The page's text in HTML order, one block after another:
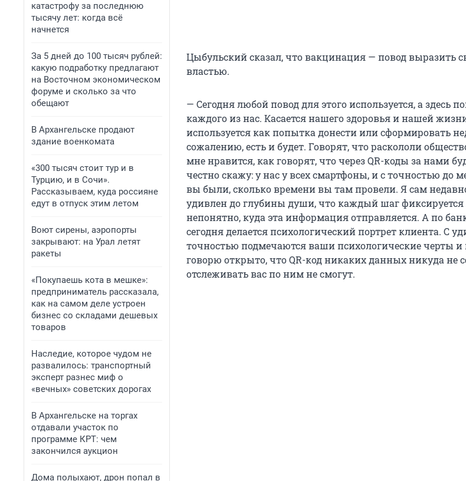
катастрофу за последнюю
тысячу лет: когда всё
начнется
За 5 дней до 100 тысяч рублей:
какую подработку предлагают
на Восточном экономическом
форуме и сколько за что
обещают
В Архангельске продают
здание военкомата
«300 тысяч стоит тур и в
Турцию, и в Сочи».
Рассказываем, куда россияне
едут в отпуск этим летом
Воют сирены, аэропорты
закрывают: на Урал летят
ракеты
«Покупаешь кота в мешке»:
предприниматель рассказала,
как на самом деле устроен
бизнес со складами дешевых
товаров
Наследие, которое чудом не
развалилось: транспортный
эксперт разнес миф о
«вечных» советских дорогах
В Архангельске на торгах
отдавали участок по
программе КРТ: чем
закончился аукцион
Дома полыхают, дрон попал в
Цыбульский сказал, что вакцинация — повод выразить
властью.
— Сегодня любой повод для этого используется, а здесь
каждого из нас. Касается нашего здоровья и нашей
используется как попытка донести или сформировать
сожалению, есть и будет. Говорят, что раскололи
мне нравится, как говорят, что через QR-коды за нами
честно скажу: у нас у всех смартфоны, и с точностью до
вы были, сколько времени вы там провели. Я сам
удивлен до глубины души, что каждый шаг фиксируется
непонятно, куда эта информация отправляется. А по
сегодня делается психологический портрет клиента. С
точностью подмечаются ваши психологические черты
говорю открыто, что QR-код никаких данных никуда не
отслеживать вас по ним не смогут.